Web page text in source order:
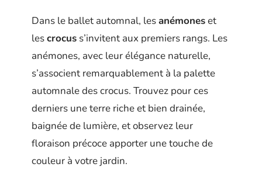
Dans le ballet automnal, lesanémoneset
lescrocus s’invitent aux premiers rangs. Les
anémones, avec leur élégance naturelle,
s’associent remarquablement à la palette
automnale des crocus. Trouvez pour ces
derniers une terre riche et bien drainée,
baignée de lumière, et observez leur
floraison précoce apporter une touche de
couleur à votre jardin.